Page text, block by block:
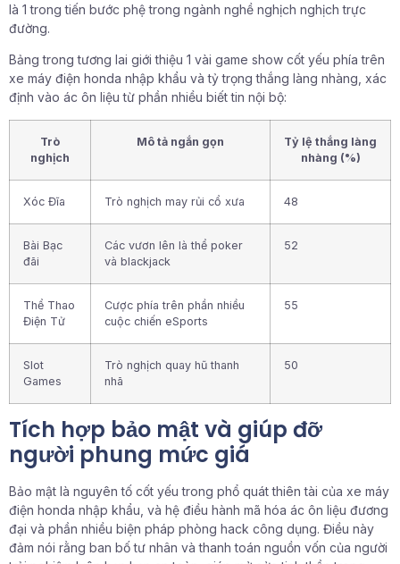
là 1 trong tiến bước phệ trong ngành nghề nghịch nghịch trực
đường.
Bảng trong tương lai giới thiệu 1 vài game show cốt yếu phía trên
xe máy điện honda nhập khẩu và tỷ trọng thắng làng nhàng, xác
định vào ác ôn liệu từ phần nhiều biết tin nội bộ:
Trò
nghịch
Mô tả ngắn gọn
Tỷ lệ thắng làng
nhàng (%)
Xóc Đĩa Trò nghịch may rủi cổ xưa 48
Bài Bạc
đãi
Các vươn lên là thể poker
và blackjack
52
Thể Thao
Điện Tử
Cược phía trên phần nhiều
cuộc chiến eSports
55
Slot
Games
Trò nghịch quay hũ thanh
nhã
50
Tích hợp bảo mật và giúp đỡ
người phung mức giá
Bảo mật là nguyên tố cốt yếu trong phổ quát thiên tài của xe máy
điện honda nhập khẩu, và hệ điều hành mã hóa ác ôn liệu đương
đại và phần nhiều biện pháp phòng hack công dụng. Điều này
đảm nói rằng ban bố tư nhân và thanh toán nguồn vốn của người